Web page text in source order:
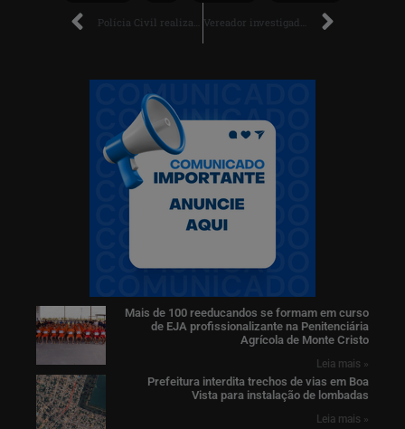
Polícia Civil realiza segunda incineração de drogas em 2024 Vereador investigado por compra de votos deixa prisão após habeas corpus
Mais de 100 reeducandos se formam em curso
de EJA profissionalizante na Penitenciária
Agrícola de Monte Cristo
Leia mais »
Prefeitura interdita trechos de vias em Boa
Vista para instalação de lombadas
Leia mais »